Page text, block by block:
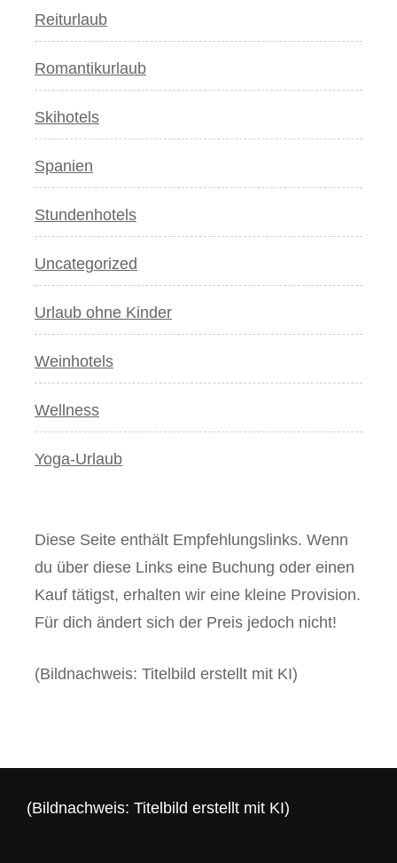
Reiturlaub
Romantikurlaub
Skihotels
Spanien
Stundenhotels
Uncategorized
Urlaub ohne Kinder
Weinhotels
Wellness
Yoga-Urlaub
Diese Seite enthält Empfehlungslinks. Wenn
du über diese Links eine Buchung oder einen
Kauf tätigst, erhalten wir eine kleine Provision.
Für dich ändert sich der Preis jedoch nicht!
(Bildnachweis: Titelbild erstellt mit KI)
(Bildnachweis: Titelbild erstellt mit KI)